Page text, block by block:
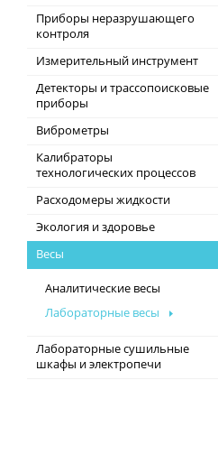
Приборы неразрушающего
контроля
Измерительный инструмент
Детекторы и трассопоисковые
приборы
Виброметры
Калибраторы
технологических процессов
Расходомеры жидкости
Экология и здоровье
Весы
Аналитические весы
Лабораторные весы
Лабораторные сушильные
шкафы и электропечи